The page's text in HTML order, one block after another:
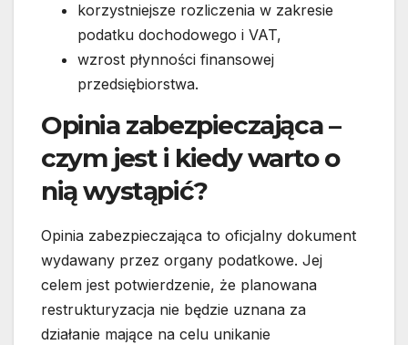
korzystniejsze rozliczenia w zakresie
podatku dochodowego i VAT,
wzrost płynności finansowej
przedsiębiorstwa.
Opinia zabezpieczająca –
czym jest i kiedy warto o
nią wystąpić?
Opinia zabezpieczająca to oficjalny dokument
wydawany przez organy podatkowe. Jej
celem jest potwierdzenie, że planowana
restrukturyzacja nie będzie uznana za
działanie mające na celu unikanie